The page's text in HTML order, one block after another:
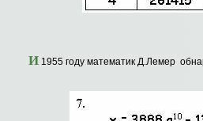
И 1955 году математик Д.Лемер